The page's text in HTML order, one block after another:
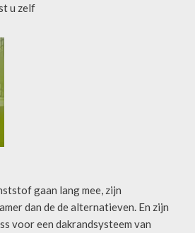
u zelf
gaan lang mee, zijn
dan de de alternatieven. En zijn
voor een dakrandsysteem van